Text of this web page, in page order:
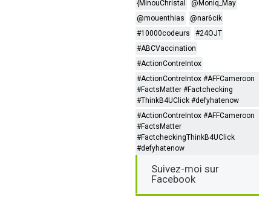
{MinouChristal
@Moniq_May
@mouenthias
@nar6cik
#10000codeurs
#24OJT
#ABCVaccination
#ActionContreIntox
#ActionContreIntox #AFFCameroon
#FactsMatter #Factchecking
#ThinkB4UClick #defyhatenow
#ActionContreIntox #AFFCameroon
#FactsMatter
#FactcheckingThinkB4UClick
#defyhatenow
Suivez-moi sur
Facebook